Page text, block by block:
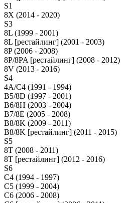
S1
8X (2014 - 2020)
S3
8L (1999 - 2001)
8L [рестайлинг] (2001 - 2003)
8P (2006 - 2008)
8P/8PA [рестайлинг] (2008 - 2012)
8V (2013 - 2016)
S4
4A/C4 (1991 - 1994)
B5/8D (1997 - 2001)
B6/8H (2003 - 2004)
B7/8E (2005 - 2008)
B8/8K (2009 - 2011)
B8/8K [рестайлинг] (2011 - 2015)
S5
8T (2008 - 2011)
8T [рестайлинг] (2012 - 2016)
S6
C4 (1994 - 1997)
C5 (1999 - 2004)
C6 (2006 - 2008)